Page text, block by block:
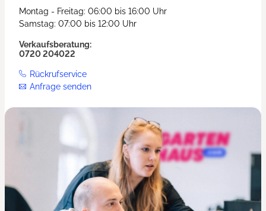
Montag - Freitag: 06:00 bis 16:00 Uhr
Samstag: 07:00 bis 12:00 Uhr
Verkaufsberatung:
0720 204022
Rückrufservice
Anfrage senden